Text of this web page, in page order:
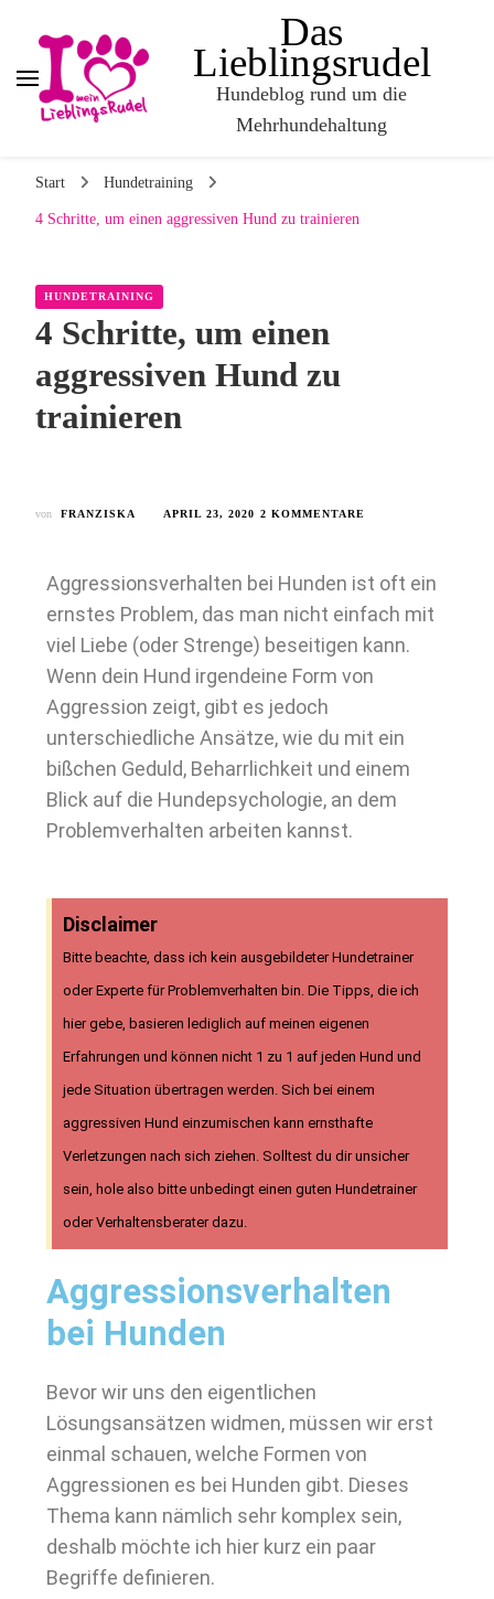
Das
Lieblingsrudel
Hundeblog rund um die
Mehrhundehaltung
Start Hundetraining
4 Schritte, um einen aggressiven Hund zu trainieren
HUNDETRAINING
4 Schritte, um einen
aggressiven Hund zu
trainieren
von FRANZISKA APRIL 23, 2020 2 KOMMENTARE
Aggressionsverhalten bei Hunden ist oft ein
ernstes Problem, das man nicht einfach mit
viel Liebe (oder Strenge) beseitigen kann.
Wenn dein Hund irgendeine Form von
Aggression zeigt, gibt es jedoch
unterschiedliche Ansätze, wie du mit ein
bißchen Geduld, Beharrlichkeit und einem
Blick auf die Hundepsychologie, an dem
Problemverhalten arbeiten kannst.
Disclaimer
Bitte beachte, dass ich kein ausgebildeter Hundetrainer
oder Experte für Problemverhalten bin. Die Tipps, die ich
hier gebe, basieren lediglich auf meinen eigenen
Erfahrungen und können nicht 1 zu 1 auf jeden Hund und
jede Situation übertragen werden. Sich bei einem
aggressiven Hund einzumischen kann ernsthafte
Verletzungen nach sich ziehen. Solltest du dir unsicher
sein, hole also bitte unbedingt einen guten Hundetrainer
oder Verhaltensberater dazu.
Aggressionsverhalten
bei Hunden
Bevor wir uns den eigentlichen
Lösungsansätzen widmen, müssen wir erst
einmal schauen, welche Formen von
Aggressionen es bei Hunden gibt. Dieses
Thema kann nämlich sehr komplex sein,
deshalb möchte ich hier kurz ein paar
Begriffe definieren.